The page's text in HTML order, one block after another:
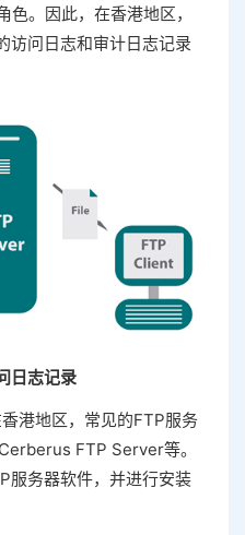
。因此，在香港地区，
访问日志和审计日志记录
日志记录
港地区，常见的FTP服务
FTP Server等。
服务器软件，并进行安装